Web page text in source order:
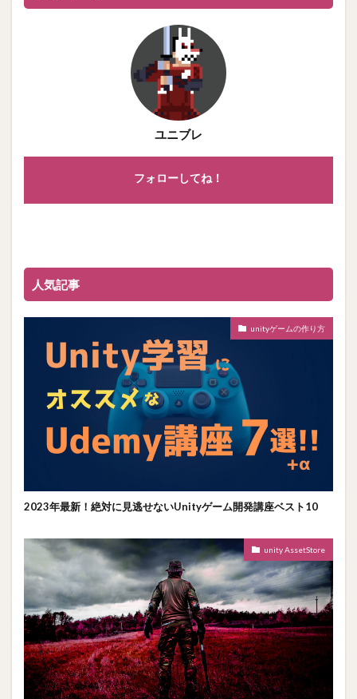
ユニブレ
フォローしてね！
人気記事
unityゲームの作り方
2023年最新！絶対に見逃せないUnityゲーム開発講座ベスト10
unity AssetStore